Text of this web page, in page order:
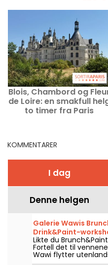
Blois, Chambord og
de Loire: en smakfull
to timer fra Paris
KOMMENTARER
I dag
Denne helgen
Galerie Wawis
Drink&Paint-
Likte du
Fortell det til
Wawi flytter
Lyon på boulevard